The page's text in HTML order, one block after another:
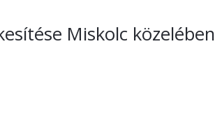
Miskolc közelében